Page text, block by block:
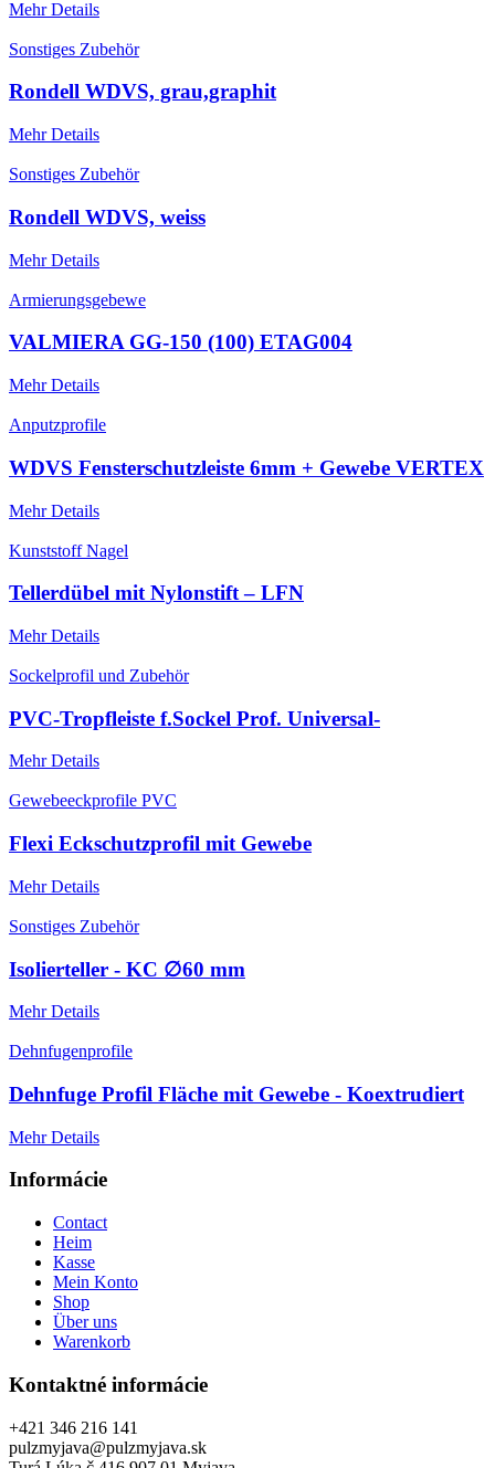
Mehr Details
Sonstiges Zubehör
Rondell WDVS, grau,graphit
Mehr Details
Sonstiges Zubehör
Rondell WDVS, weiss
Mehr Details
Armierungsgebewe
VALMIERA GG-150 (100) ETAG004
Mehr Details
Anputzprofile
WDVS Fensterschutzleiste 6mm + Gewebe VERTEX
Mehr Details
Kunststoff Nagel
Tellerdübel mit Nylonstift – LFN
Mehr Details
Sockelprofil und Zubehör
PVC-Tropfleiste f.Sockel Prof. Universal-
Mehr Details
Gewebeeckprofile PVC
Flexi Eckschutzprofil mit Gewebe
Mehr Details
Sonstiges Zubehör
Isolierteller - KC ∅60 mm
Mehr Details
Dehnfugenprofile
Dehnfuge Profil Fläche mit Gewebe - Koextrudiert
Mehr Details
Informácie
Contact
Heim
Kasse
Mein Konto
Shop
Über uns
Warenkorb
Kontaktné informácie
+421 346 216 141
pulzmyjava@pulzmyjava.sk